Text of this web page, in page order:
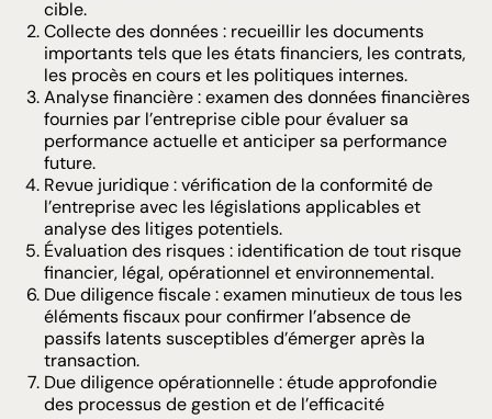
cible.
Collecte des données : recueillir les documents
importants tels que les états financiers, les contrats,
les procès en cours et les politiques internes.
Analyse financière : examen des données financières
fournies par l’entreprise cible pour évaluer sa
performance actuelle et anticiper sa performance
future.
Revue juridique : vérification de la conformité de
l’entreprise avec les législations applicables et
analyse des litiges potentiels.
Évaluation des risques : identification de tout risque
financier, légal, opérationnel et environnemental.
Due diligence fiscale : examen minutieux de tous les
éléments fiscaux pour confirmer l’absence de
passifs latents susceptibles d’émerger après la
transaction.
Due diligence opérationnelle : étude approfondie
des processus de gestion et de l’efficacité